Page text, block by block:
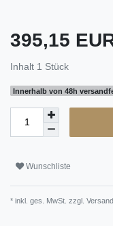
395,15
Inhalt 1 Stück
Innerhalb von 48h
Wunschliste
* inkl. ges. MwSt. zzgl.